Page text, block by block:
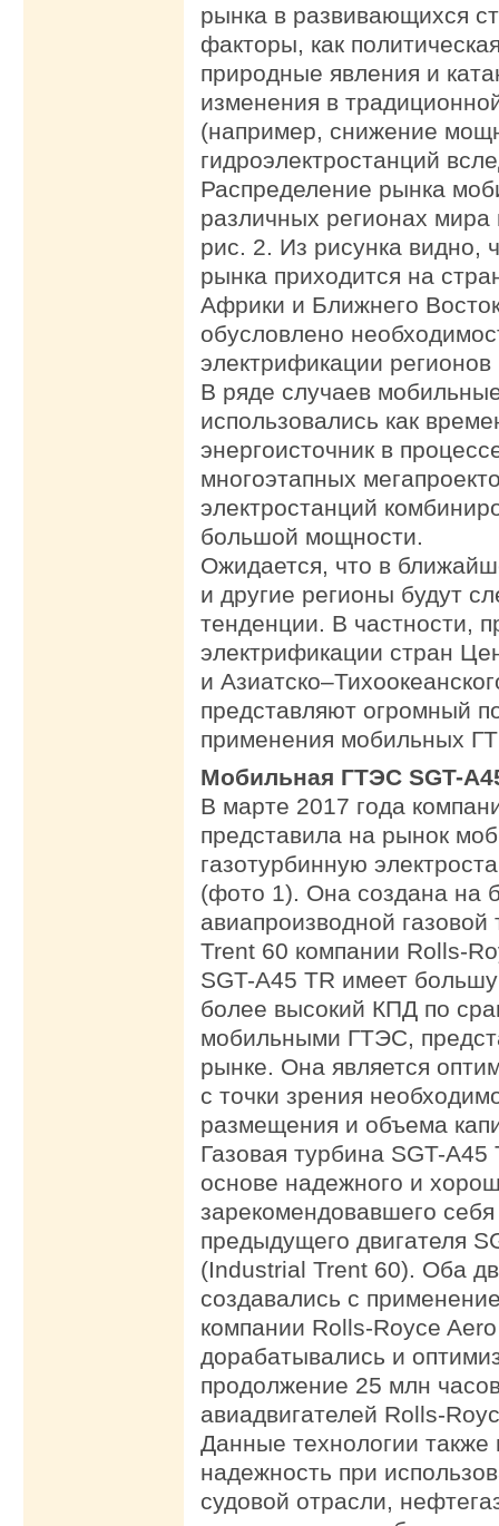
рынка в развивающихся
факторы, как
природные явления и
изменения в
(например, снижение
гидроэлектростанций
Распределение рынка
различных регионах мира
рис. 2. Из рисунка видно,
рынка приходится на
Африки и Ближнего
обусловлено
электрификации
В ряде случаев
использовались как
энергоисточник в
многоэтапных
электростанций
большой мощности.
Ожидается, что в
и другие регионы будут
тенденции. В частности,
электрификации стран
и
представляют огромный
применения мобильных
Мобильная ГТЭС SGT-
В марте 2017 года
представила на рынок
газотурбинную
(фото 1). Она создана на
авиапроизводной
Trent 60 компании Rolls-
SGT-A45 TR имеет
более высокий КПД по
мобильными ГТЭС,
рынке. Она является
с точки зрения
размещения и объема
Газовая турбина SGT-
основе надежного и
зарекомендовавшего себя
предыдущего двигателя
(Industrial Trent 60). Оба
создавались с
компании Rolls-Royce
дорабатывались и
продолжение 25 млн
авиадвигателей Rolls-
Данные технологии
надежность при
судовой отрасли,